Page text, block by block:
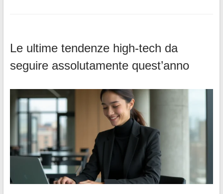
Le ultime tendenze high-tech da
seguire assolutamente quest’anno